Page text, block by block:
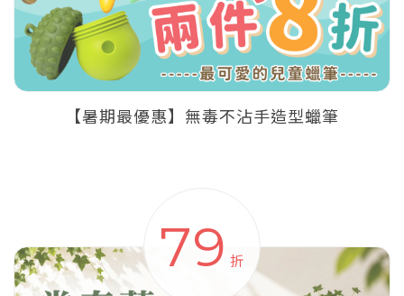
【暑期最優惠】無毒不沾手造型蠟筆
79 折